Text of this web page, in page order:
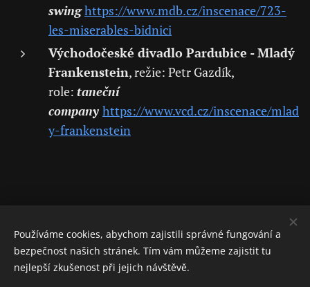
swinghttps://www.mdb.cz/inscenace/723-
les-miserables-bidnici
Východočeské divadlo Pardubice - Mladý
Frankenstein, režie: Petr Gazdík,
role: taneční
company https://www.vcd.cz/inscenace/mlad
y-frankenstein
Používáme cookies, abychom zajistili správné fungování a
bezpečnost našich stránek. Tím vám můžeme zajistit tu
nejlepší zkušenost při jejich návštěvě.